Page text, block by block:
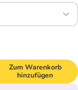
Zum Warenkorb
hinzufügen